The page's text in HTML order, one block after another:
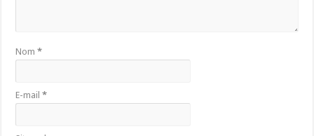
Nom*
E-mail*